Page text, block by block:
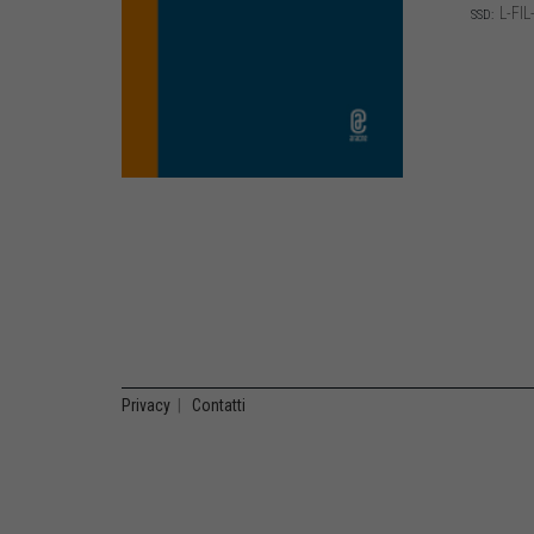
SSD: L-
Privacy Contatti